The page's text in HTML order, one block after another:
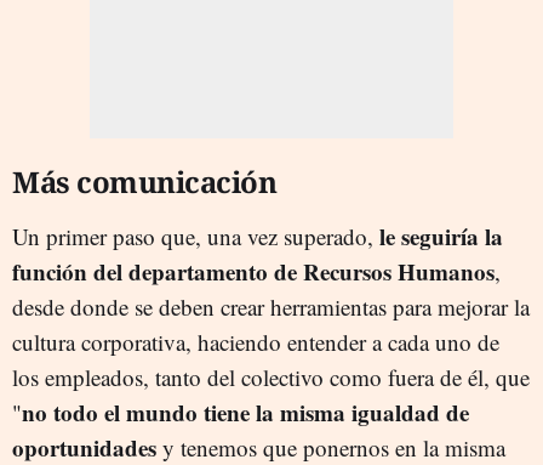
Más comunicación
Un primer paso que, una vez superado, le seguiría la
función del departamento de Recursos Humanos,
desde donde se deben crear herramientas para mejorar la
cultura corporativa, haciendo entender a cada uno de
los empleados, tanto del colectivo como fuera de él, que
"no todo el mundo tiene la misma igualdad de
oportunidades y tenemos que ponernos en la misma